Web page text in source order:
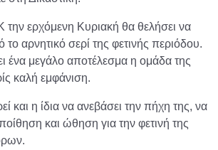
την ερχόμενη Κυριακή θα θελήσει να
το αρνητικό σερί της φετινής περιόδου.
ένα μεγάλο αποτέλεσμα η ομάδα της
καλή εμφάνιση.
και η ίδια να ανεβάσει την πήχη της, να
και ώθηση για την φετινή της